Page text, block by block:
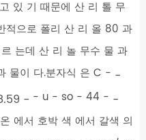
있 기 때문에 산 리 톨 무
적으로 폴리 산 리 올 80 과
는데 산 리 놀 무수 물 과
물이 다.분자식 은 C - -
- - u - so - 44 - -
에서 호박 색 에서 갈색 의